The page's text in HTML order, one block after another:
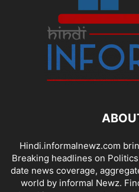
Hindi.informalnewz.com
Breaking headlines on
date news coverage,
world by informal Newz.